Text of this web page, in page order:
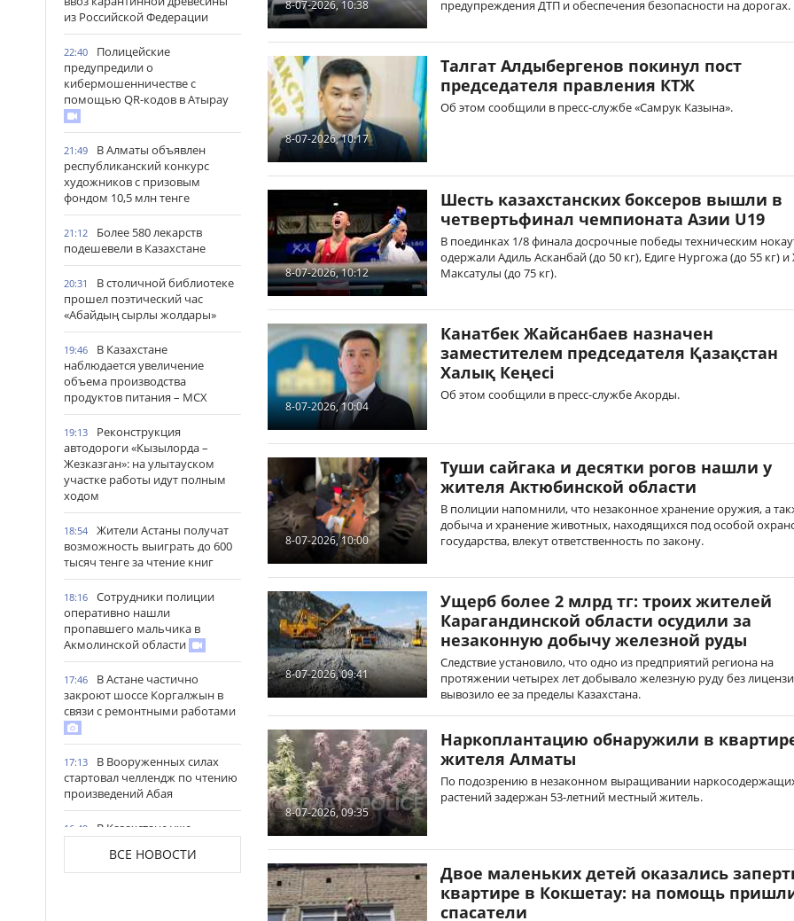
из Российской Федерации
22:40
Полицейские
предупредили о
кибермошенничестве с
помощью QR-кодов в Атырау
21:49
В Алматы объявлен
республиканский конкурс
художников с призовым
фондом 10,5 млн тенге
21:12
Более 580 лекарств
подешевели в Казахстане
20:31
В столичной библиотеке
прошел поэтический час
«Абайдың сырлы жолдары»
19:46
В Казахстане
наблюдается увеличение
объема производства
продуктов питания – МСХ
19:13
Реконструкция
автодороги «Кызылорда –
Жезказган»: на улытауском
участке работы идут полным
ходом
18:54
Жители Астаны получат
возможность выиграть до 600
тысяч тенге за чтение книг
18:16
Сотрудники полиции
оперативно нашли
пропавшего мальчика в
Акмолинской области
17:46
В Астане частично
закроют шоссе Коргалжын в
связи с ремонтными работами
17:13
В Вооруженных силах
стартовал челлендж по чтению
произведений Абая
16:49
В Казахстане уже
ВСЕ НОВОСТИ
8-07-2026, 10:38
предупреждения ДТП и обеспечения безопасности на дорогах.
8-07-2026, 10:17
Талгат Алдыбергенов покинул пост
председателя правления КТЖ
Об этом сообщили в пресс-службе «Самрук Казына».
8-07-2026, 10:12
Шесть казахстанских боксеров вышли в
четвертьфинал чемпионата Азии U19
В поединках 1/8 финала досрочные победы техническим
одержали Адиль Асканбай (до 50 кг), Едиге Нургожа (до 55 кг) и
Максатулы (до 75 кг).
8-07-2026, 10:04
Канатбек Жайсанбаев назначен
заместителем председателя Қазақстан
Халық Кеңесі
Об этом сообщили в пресс-службе Акорды.
8-07-2026, 10:00
Туши сайгака и десятки рогов нашли у
жителя Актюбинской области
В полиции напомнили, что незаконное хранение оружия, а
добыча и хранение животных, находящихся под особой
государства, влекут ответственность по закону.
8-07-2026, 09:41
Ущерб более 2 млрд тг: троих жителей
Карагандинской области осудили за
незаконную добычу железной руды
Следствие установило, что одно из предприятий региона на
протяжении четырех лет добывало железную руду без
вывозило ее за пределы Казахстана.
8-07-2026, 09:35
Наркоплантацию обнаружили в
жителя Алматы
По подозрению в незаконном выращивании
растений задержан 53-летний местный житель.
Двое маленьких детей оказались
квартире в Кокшетау: на помощь
спасатели